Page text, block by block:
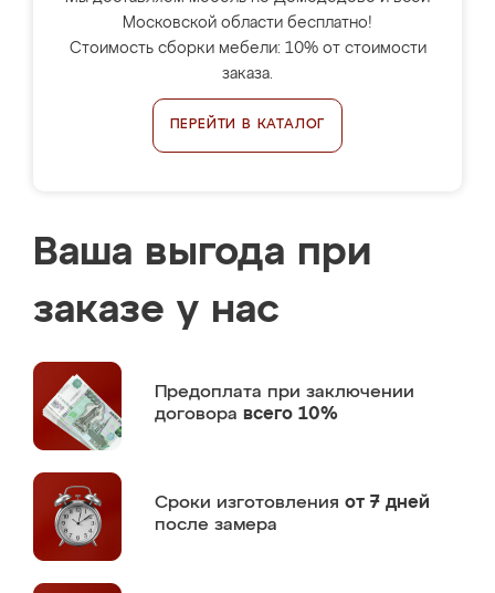
Московской области бесплатно!
Стоимость сборки мебели: 10% от стоимости
заказа.
ПЕРЕЙТИ В КАТАЛОГ
Ваша выгода при
заказе у нас
Предоплата при заключении
договора всего 10%
Сроки изготовления от 7 дней
после замера